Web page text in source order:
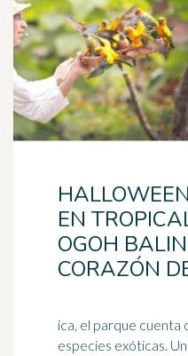
EN
OGOH
CORAZÓN
ica, el parque cuenta
especies exóticas.